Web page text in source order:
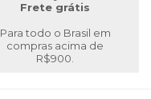
Frete grátis
Para todo o Brasil em
compras acima de
R$900.